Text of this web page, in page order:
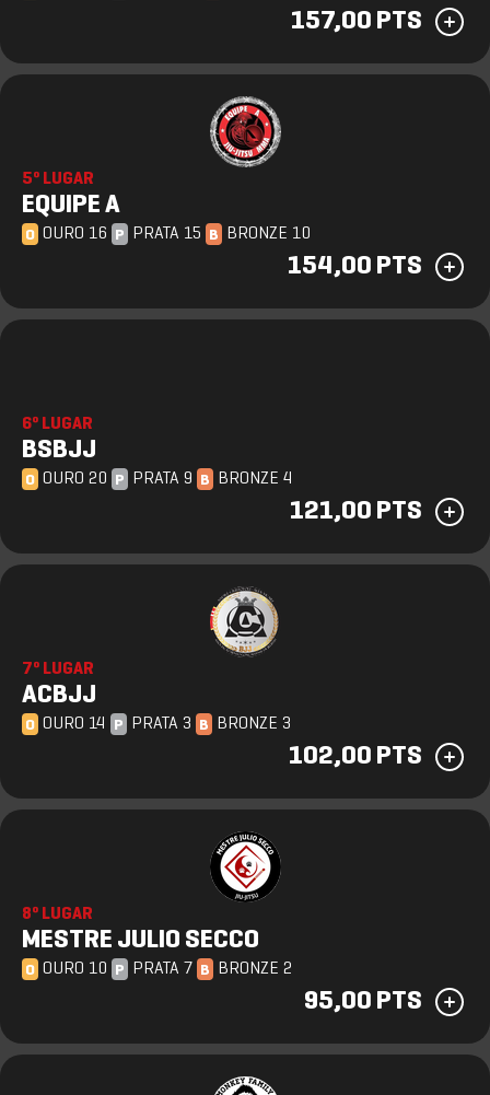
157,00 PTS
5º LUGAR
EQUIPE A
O OURO 16 P PRATA 15 B BRONZE 10
154,00 PTS
6º LUGAR
BSBJJ
O OURO 20 P PRATA 9 B BRONZE 4
121,00 PTS
7º LUGAR
ACBJJ
O OURO 14 P PRATA 3 B BRONZE 3
102,00 PTS
8º LUGAR
MESTRE JULIO SECCO
O OURO 10 P PRATA 7 B BRONZE 2
95,00 PTS